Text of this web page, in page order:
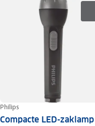
Philips
Compacte LED-zaklamp